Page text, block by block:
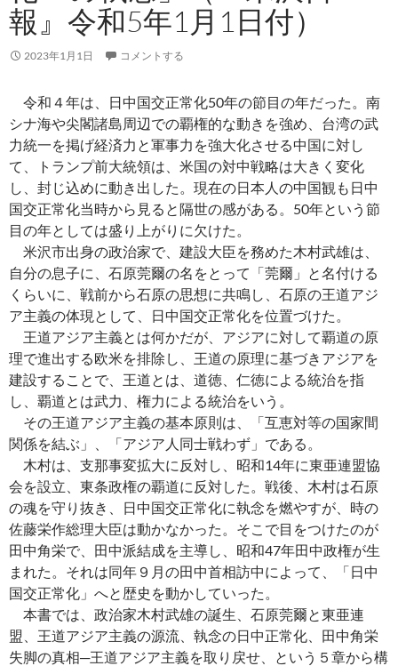
報』令和5年1月1日付）
2023年1月1日 コメントする
令和４年は、日中国交正常化50年の節目の年だった。南
シナ海や尖閣諸島周辺での覇権的な動きを強め、台湾の武
力統一を掲げ経済力と軍事力を強大化させる中国に対し
て、トランプ前大統領は、米国の対中戦略は大きく変化
し、封じ込めに動き出した。現在の日本人の中国観も日中
国交正常化当時から見ると隔世の感がある。50年という節
目の年としては盛り上がりに欠けた。
米沢市出身の政治家で、建設大臣を務めた木村武雄は、
自分の息子に、石原莞爾の名をとって「莞爾」と名付ける
くらいに、戦前から石原の思想に共鳴し、石原の王道アジ
ア主義の体現として、日中国交正常化を位置づけた。
王道アジア主義とは何かだが、アジアに対して覇道の原
理で進出する欧米を排除し、王道の原理に基づきアジアを
建設することで、王道とは、道徳、仁徳による統治を指
し、覇道とは武力、権力による統治をいう。
その王道アジア主義の基本原則は、「互恵対等の国家間
関係を結ぶ」、「アジア人同士戦わず」である。
木村は、支那事変拡大に反対し、昭和14年に東亜連盟協
会を設立、東条政権の覇道に反対した。戦後、木村は石原
の魂を守り抜き、日中国交正常化に執念を燃やすが、時の
佐藤栄作総理大臣は動かなかった。そこで目をつけたのが
田中角栄で、田中派結成を主導し、昭和47年田中政権が生
まれた。それは同年９月の田中首相訪中によって、「日中
国交正常化」へと歴史を動かしていった。
本書では、政治家木村武雄の誕生、石原莞爾と東亜連
盟、王道アジア主義の源流、執念の日中正常化、田中角栄
失脚の真相─王道アジア主義を取り戻せ、という５章から構